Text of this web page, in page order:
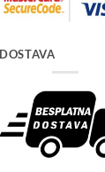
DOSTAVA